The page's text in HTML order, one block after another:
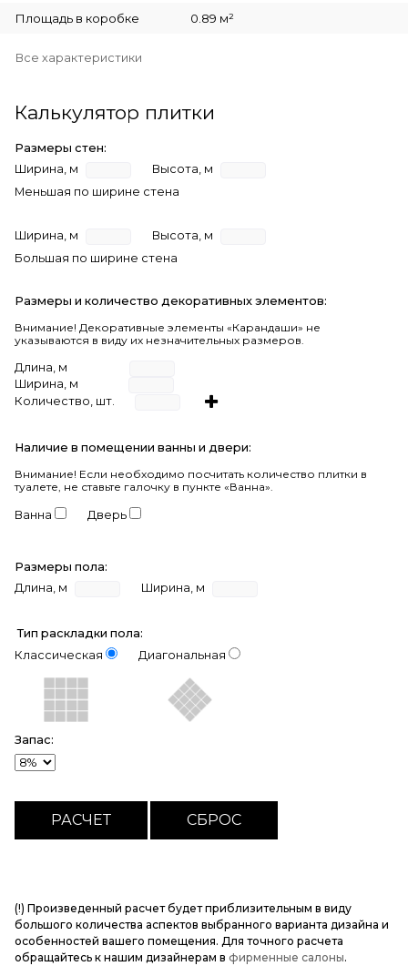
Площадь в коробке 0.89 м²
Все характеристики
Калькулятор плитки
Размеры стен:
Ширина, м
Высота, м
Меньшая по ширине стена
Ширина, м
Высота, м
Большая по ширине стена
Размеры и количество декоративных элементов:
Внимание! Декоративные элементы «Карандаши» не
указываются в виду их незначительных размеров.
Длина, м
Ширина, м
Количество, шт.
Наличие в помещении ванны и двери:
Внимание! Если необходимо посчитать количество плитки в
туалете, не ставьте галочку в пункте «Ванна».
Ванна Дверь
Размеры пола:
Длина, м
Ширина, м
Тип раскладки пола:
Классическая
Диагональная
Запас:
(!) Произведенный расчет будет приблизительным в виду
большого количества аспектов выбранного варианта дизайна и
особенностей вашего помещения. Для точного расчета
обращайтесь к нашим дизайнерам в фирменные салоны.